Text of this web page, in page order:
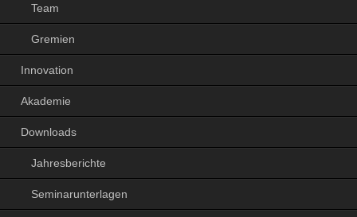
Team
Gremien
Innovation
Akademie
Downloads
Jahresberichte
Seminarunterlagen